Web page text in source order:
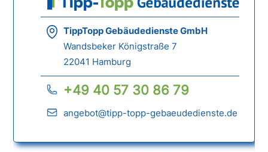
TippTopp Gebäudedienste GmbH
Wandsbeker Königstraße 7
22041 Hamburg
+49 40 57 30 86 79
angebot@tipp-topp-gebaeudedienste.de